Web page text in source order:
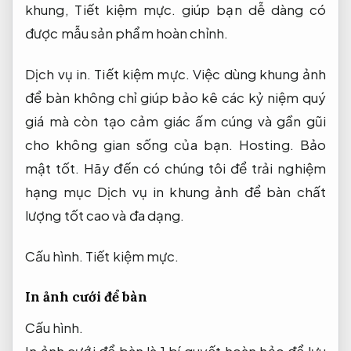
khung, Tiết kiệm mực. giúp bạn dễ dàng có
được mẫu sản phẩm hoàn chỉnh.
Dịch vụ in. Tiết kiệm mực. Việc dùng khung ảnh
để bàn không chỉ giúp bảo kê các kỷ niệm quý
giá mà còn tạo cảm giác ấm cúng và gần gũi
cho không gian sống của bạn. Hosting. Bảo
mật tốt. Hãy đến có chúng tôi để trải nghiệm
hạng mục Dịch vụ in khung ảnh để bàn chất
lượng tốt cao và đa dạng.
Cấu hình. Tiết kiệm mực.
In ảnh cưới để bàn
Cấu hình.